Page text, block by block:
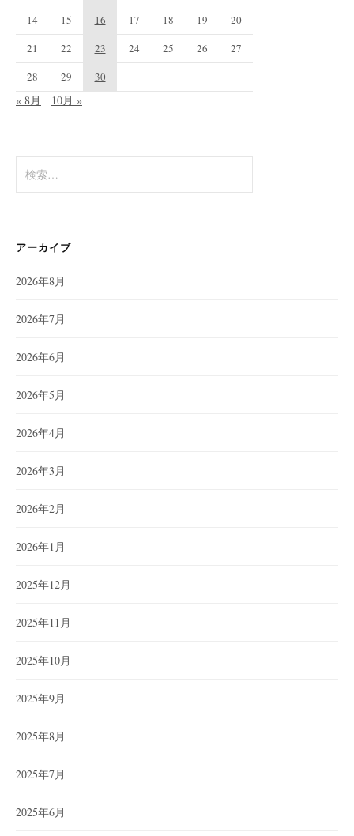
14 15 16 17 18 19
20
21
22 23 24 25 26
27
28
29 30
« 8月 10月 »
索:
アーカイブ
2026年8月
2026年7月
2026年6月
2026年5月
2026年4月
2026年3月
2026年2月
2026年1月
2025年12月
2025年11月
2025年10月
2025年9月
2025年8月
2025年7月
2025年6月